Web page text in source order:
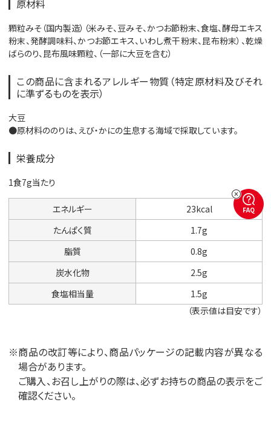
原材料
顆粒みそ（国内製造）（米みそ、豆みそ、かつお節粉末、食塩、酵母エキス
粉末、発酵調味料、かつお節エキス、いわし煮干粉末、昆布粉末）、乾燥
ばらのり、昆布風味顆粒、（一部に大豆を含む）
この商品に含まれるアレルギー物質（特定原材料及びそれ
に準ずるものを表示）
大豆
●原材料ののりは、えび・かにの生息する海域で採取しています。
栄養成分
1食7g当たり
エネルギー
23kcal
たんぱく質
1.7g
脂質
0.8g
炭水化物
2.5g
食塩相当量
1.5g
（表示値は目安です）
※商品の改訂等により、商品パッケージの記載内容が異なる
場合があります。
ご購入、お召し上がりの際は、必ずお持ちの商品の表示をご
確認ください。
FAQ